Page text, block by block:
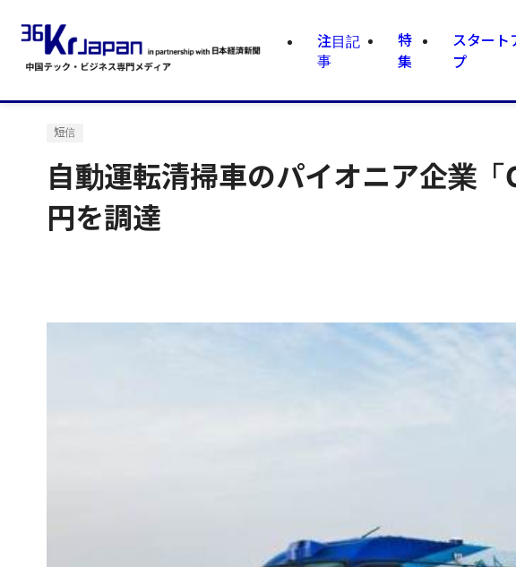
注目記
事
特
集
スタート
プ
短信
自動運転清掃車のパイオニア企業
円を調達